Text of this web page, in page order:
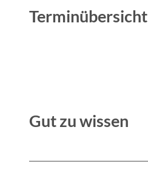
Terminübersicht
Gut zu wissen